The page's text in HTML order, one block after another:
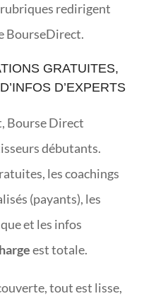
redirigent
BourseDirect.
GRATUITES,
D’EXPERTS
Bourse Direct
débutants.
les coachings
(payants), les
et les infos
est totale.
tout est lisse,